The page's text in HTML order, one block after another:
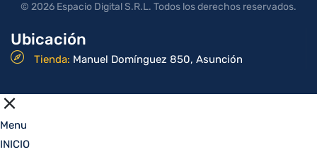
Ubicación
Tienda: Manuel Domínguez 850, Asunción
© 2026 Espacio Digital S.R.L. Todos los derechos reservados.
Menu
INICIO